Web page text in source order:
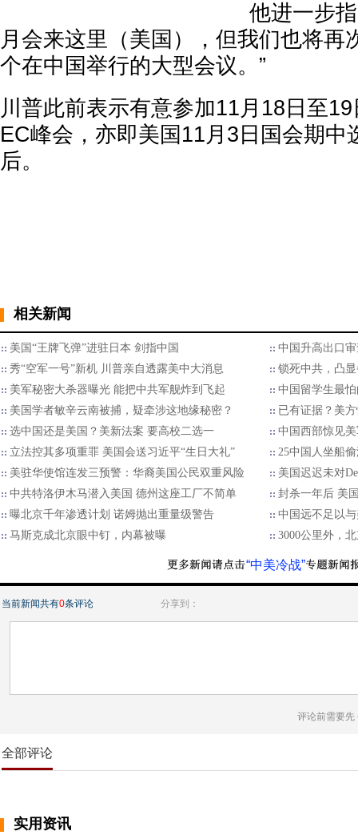
他进一步
月会来这里（美国），但我们也将再
个在中国举行的大型会议。”
川普此前表示有意参加11月18日至
EC峰会，亦即美国11月3日国会期中
后。
相关新闻
美国“王牌飞弹”进驻日本 剑指中国
中国升高出口
秀“空军一号”新机 川普亲自透露美中大消息
锁死中共，凸
美军秘密大杀器曝光 能把中共军舰炸到飞起
中国留学生最
美国学者敏辛云南被捕，疑牵涉这地缘秘密？
已有证据？美
选中国还是美国？美新法案 要高校二选一
中国西部惊见
立法控其多项重罪 美国会送习近平“生日大礼”
25中国人坐船
美驻华使馆连发三预警：华裔美国公民双重风险
美国迟迟未对
中共特洛伊木马潜入美国 德州这座工厂不简单
封杀一年后 美
曝北京千年渗透计划 诺姆抛出重量级警告
中国远不足以
马斯克成北京眼中钉，内幕被曝
3000公里外，
“中美冷战”
当前新闻共有0条评论 分享到：
评论前需要先
全部评论
实用资讯